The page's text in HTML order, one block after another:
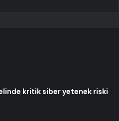
kritik siber yetenek riski